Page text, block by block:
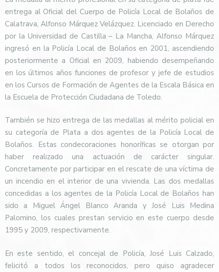
entrega alOficial del Cuerpo de Policía Local de Bolaños de
Calatrava, Alfonso Márquez Velázquez. Licenciado en Derecho
por la Universidad de Castilla – La Mancha, Alfonso Márquez
ingresó en la Policía Local de Bolaños en 2001, ascendiendo
posteriormente a Oficial en 2009, habiendo desempeñando
en los últimos años funciones de profesor y jefe de estudios
en los Cursos de Formación de Agentes de la Escala Básica en
la Escuela de Protección Ciudadana de Toledo.
También se hizo entrega de las medallas al mérito policial en
su categoría de Plata a dos agentes de la Policía Local de
Bolaños. Estas condecoraciones honoríficas se otorgan por
haber realizado una actuación de carácter singular.
Concretamente por participar en el rescate de una víctima de
un incendio en el interior de una vivienda. Las dos medallas
concedidas a los agentes de la Policía Local de Bolaños han
sido a Miguel Ángel Blanco Aranda y José Luis Medina
Palomino, los cuales prestan servicio en este cuerpo desde
1995 y 2009, respectivamente.
En este sentido, el concejal de Policía, José Luis Calzado,
felicitó a todos los reconocidos, pero quiso agradecer